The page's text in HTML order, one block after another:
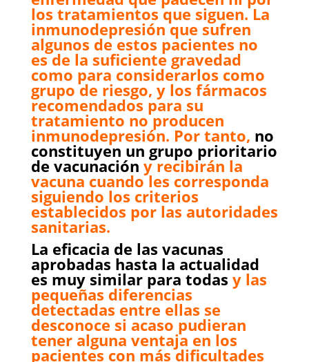
los tratamientos que siguen. La
inmunodepresión que sufren
algunos de estos pacientes no
es de la suficiente gravedad
como para considerarlos como
grupo de riesgo, y los fármacos
recomendados para su
tratamiento no producen
inmunodepresión. Por tanto, no
constituyen un grupo prioritario
de vacunación y recibirán la
vacuna cuando les corresponda
siguiendo los criterios
establecidos por las autoridades
sanitarias.
La eficacia de las vacunas
aprobadas hasta la actualidad
es muy similar para todas y las
pequeñas diferencias
detectadas entre ellas se
desconoce si acaso pudieran
tener alguna ventaja en los
pacientes con más dificultades